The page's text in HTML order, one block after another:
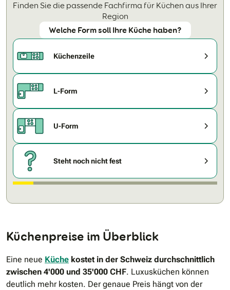
Finden Sie die passende Fachfirma für Küchen aus Ihrer
Region
Welche Form soll Ihre Küche haben?
Küchenzeile
L-Form
U-Form
Steht noch nicht fest
Küchenpreise im Überblick
Eine neue Küche kostet in der Schweiz durchschnittlich
zwischen 4'000 und 35'000 CHF. Luxusküchen können
deutlich mehr kosten. Der genaue Preis hängt von der